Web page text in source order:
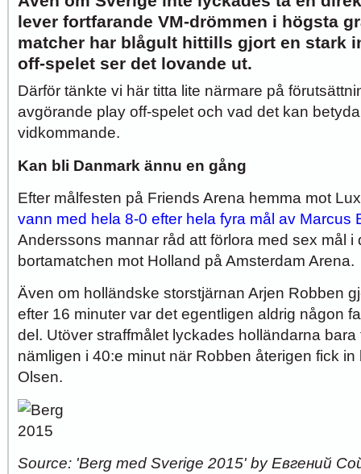
lever fortfarande VM-drömmen i högsta
matcher har blågult hittills gjort en stark
off-spelet ser det lovande ut.
Därför tänkte vi här titta lite närmare på
avgörande play off-spelet och vad det kan
vidkommande.
Kan bli Danmark ännu en gång
Efter målfesten på Friends Arena hemma mot
vann med hela 8-0 efter hela fyra mål av Marcus
Anderssons mannar råd att förlora med sex mål i
bortamatchen mot Holland på Amsterdam Arena.
Även om holländske storstjärnan Arjen Robben
efter 16 minuter var det egentligen aldrig någon
del. Utöver straffmålet lyckades holländarna
nämligen i 40:e minut när Robben återigen fick
Olsen.
Source: 'Berg med Sverige 2015' by Евгений